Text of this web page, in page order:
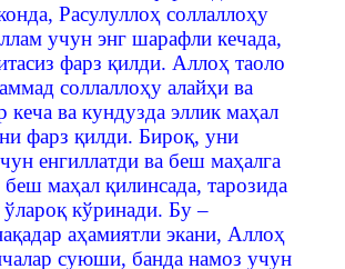
Расулуллоҳ соллаллоҳу
учун энг шарафли кечада,
фарз қилди. Аллоҳ таоло
соллаллоҳу алайҳи ва
кеча ва кундузда эллик маҳал
фарз қилди. Бироқ, уни
енгиллатди ва беш маҳалга
маҳал қилинсада, тарозида
ўлароқ кўринади. Бу –
аҳамиятли экани, Аллоҳ
суюши, банда намоз учун